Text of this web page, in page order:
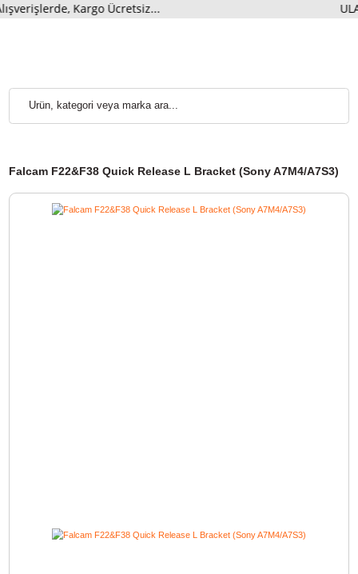
Falcam F22&F38 Quick Release L Bracket (Sony A7M4/
Kargo Ücretsiz...